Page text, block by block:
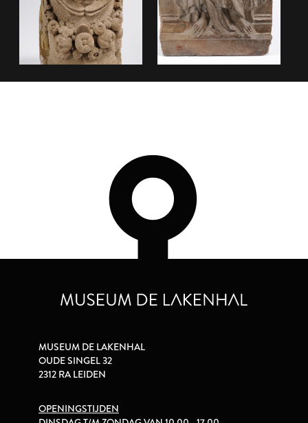
MUSEUM DE LAKENHAL
OUDE SINGEL 32
2312 RA LEIDEN
OPENINGSTIJDEN